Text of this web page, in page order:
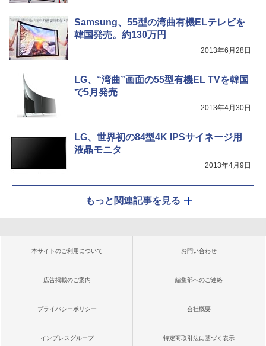
Samsung、55型の湾曲有機ELテレビを
韓国発売。約130万円
2013年6月28日
LG、“湾曲”画面の55型有機EL TVを韓国
で5月発売
2013年4月30日
LG、世界初の84型4K IPSサイネージ用
液晶モニタ
2013年4月9日
もっと関連記事を見る
本サイトのご利用について お問い合わせ
広告掲載のご案内 編集部へのご連絡
プライバシーポリシー 会社概要
インプレスグループ 特定商取引法に基づく表示